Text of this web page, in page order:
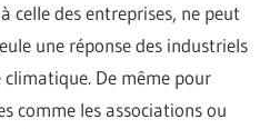
celle des entreprises, ne peut
une réponse des industriels
De même pour
comme les associations ou